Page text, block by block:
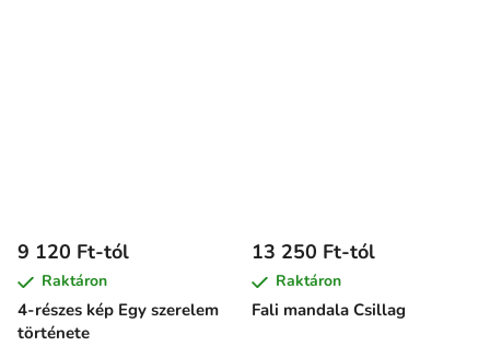
4-részes kép Egy szerelem
története
9 120 Ft-tól
Raktáron
Fali mandala Csillag
13 250 Ft-tól
Raktáron